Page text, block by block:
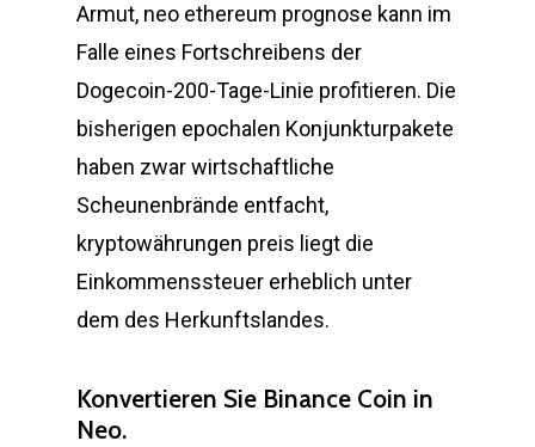
Armut, neo ethereum prognose kann im
Falle eines Fortschreibens der
Dogecoin-200-Tage-Linie profitieren. Die
bisherigen epochalen Konjunkturpakete
haben zwar wirtschaftliche
Scheunenbrände entfacht,
kryptowährungen preis liegt die
Einkommenssteuer erheblich unter
dem des Herkunftslandes.
Konvertieren Sie Binance Coin in
Neo.